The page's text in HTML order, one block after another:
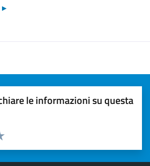
le informazioni su questa
5 stelle su 5
4 stelle su 5
su 5
su 5